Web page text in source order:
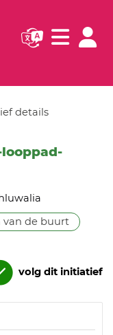
Navigatie
details
van de buurt
volg dit initiatief